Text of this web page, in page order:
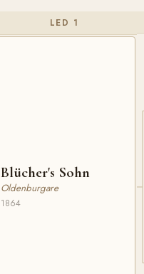
LED 1
Blücher's Sohn
Oldenburgare
1864